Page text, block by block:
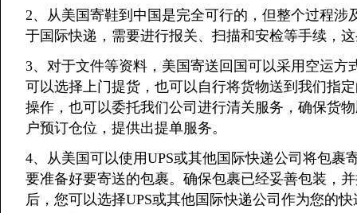
2、从美国寄鞋到中国是完全可行的，但整个过程
于国际快递，需要进行报关、扫描和安检等手续，
3、对于文件等资料，美国寄送回国可以采用空运
可以选择上门提货，也可以自行将货物送到我们指
操作，也可以委托我们公司进行清关服务，确保货
户预订仓位，提供出提单服务。
4、从美国可以使用UPS或其他国际快递公司将包裹
要准备好要寄送的包裹。确保包裹已经妥善包装，
后，您可以选择UPS或其他国际快递公司作为您的